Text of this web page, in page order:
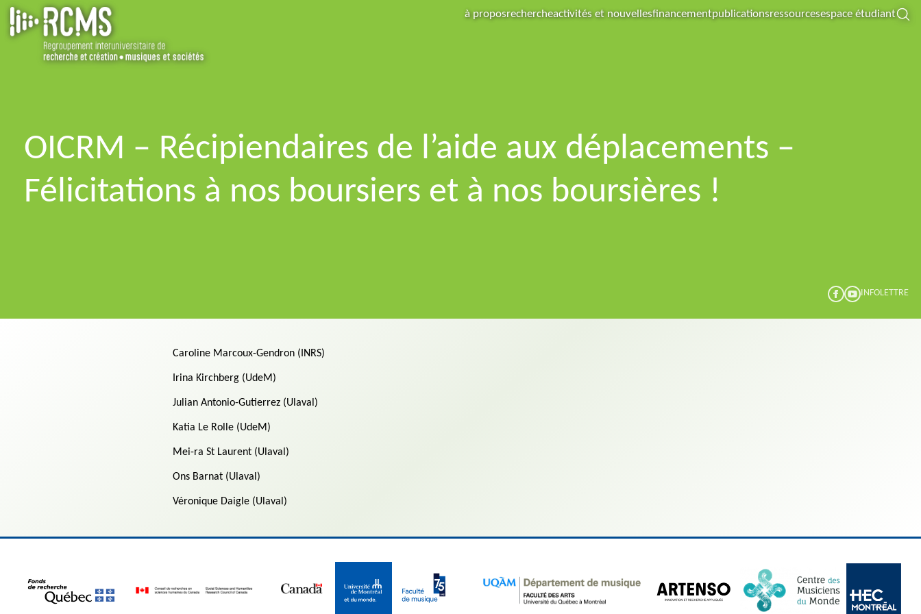
à proposrechercheactivités et nouvellesfinancementpublicationsressourcesespace étudiant
OICRM – Récipiendaires de l’aide aux déplacements –
Félicitations à nos boursiers et à nos boursières !
INFOLETTRE
Caroline Marcoux-Gendron (INRS)
Irina Kirchberg (UdeM)
Julian Antonio-Gutierrez (Ulaval)
Katia Le Rolle (UdeM)
Mei-ra St Laurent (Ulaval)
Ons Barnat (Ulaval)
Véronique Daigle (Ulaval)